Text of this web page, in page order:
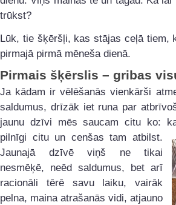
trūkst?
Lūk, tie šķēršļi, kas stājas ceļā tiem,
pirmajā pirmā mēneša dienā.
Pirmais šķērslis – gribas
Ja kādam ir vēlēšanās vienkārši
saldumus, drīzāk iet runa par
jaunu dzīvi mēs saucam citu ko:
pilnīgi cituun cenšas tam atbilst.
Jaunajā dzīvē viņš ne tikai
nesmēķē, neēd saldumus, bet arī
racionāli tērē savu laiku, vairāk
pelna, maina atrašanās vidi, atjauno